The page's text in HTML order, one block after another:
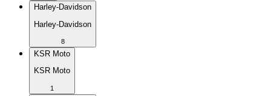
Harley-Davidson
Harley-Davidson
8
KSR Moto
KSR Moto
1